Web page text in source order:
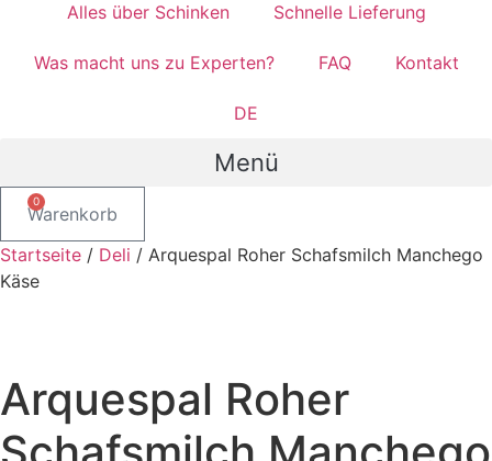
Alles über Schinken​ Schnelle Lieferung
Was macht uns zu Experten? FAQ Kontakt
DE
Menü
0
Warenkorb
Startseite / Deli / Arquespal Roher Schafsmilch Manchego
Käse
Arquespal Roher